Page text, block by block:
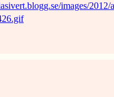
images/2012/